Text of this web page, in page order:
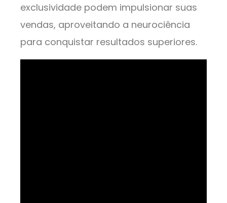
exclusividade podem impulsionar suas
vendas, aproveitando a neurociência
para conquistar resultados superiores.